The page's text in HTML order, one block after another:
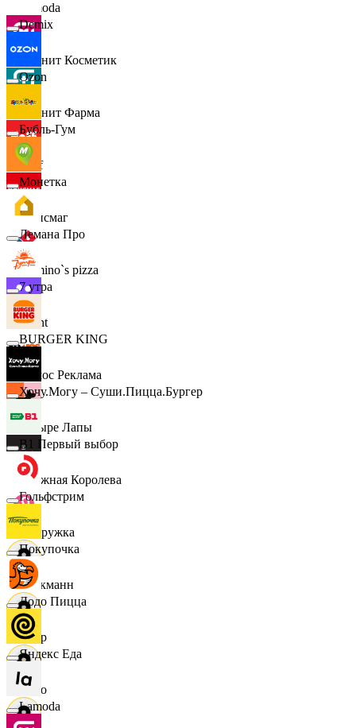
Lamoda
Магнит Косметик
Магнит Фарма
Hoff
Офисмаг
Domino`s pizza
Urent
Эдмос Реклама
Четыре Лапы
Снежная Королева
Подружка
Стокманн
Cпар
demo
Demix
Ozon
Бубль-Гум
Монетка
Лемана Про
7 утра
BURGER KING
Хочу.Могу – Суши.Пицца.Бургер
B1 Первый выбор
Гольфстрим
Покупочка
Додо Пицца
Яндекс Еда
Lamoda